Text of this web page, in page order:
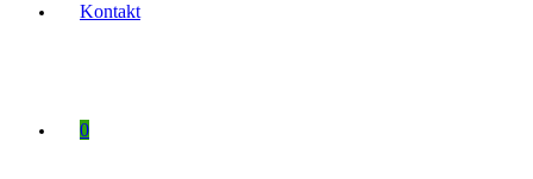
Kontakt
0